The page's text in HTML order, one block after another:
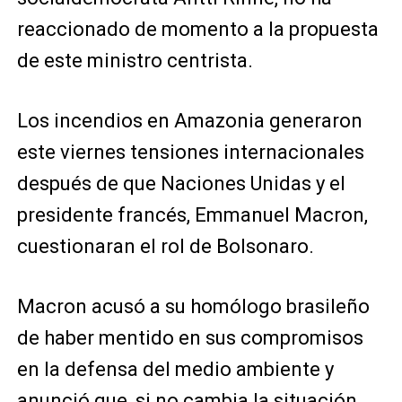
reaccionado de momento a la propuesta
de este ministro centrista.
Los incendios en Amazonia generaron
este viernes tensiones internacionales
después de que Naciones Unidas y el
presidente francés, Emmanuel Macron,
cuestionaran el rol de Bolsonaro.
Macron acusó a su homólogo brasileño
de haber mentido en sus compromisos
en la defensa del medio ambiente y